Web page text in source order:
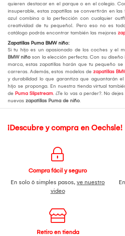
quieren destacar en el parque o en el colegio.
insuperable, estas zapatillas se convertirán en
azul combina a la perfección con cualquier
creatividad de tu pequeño!. Pero eso no es
catálogo podrás encontrar también las mejores
Zapatillas Puma BMW niño:
Si tu hijo es un apasionado de los coches y el
BMW niño son la elección perfecta. Con su
marca, estas zapatillas harán que tu pequeño
carreras. Además, estos modelos de zapatillas
y durabilidad lo que garantiza que aguantarán
hijo se proponga. En nuestra tienda virtual
de Puma Slipstream. ¿Te lo vas a perder?. No
nuevas zapatillas Puma de niño.
¡Descubre y compra en Oechsle!
Compra fácil y seguro
En solo 6 simples pasos, ve nuestro
video
Retiro en tienda